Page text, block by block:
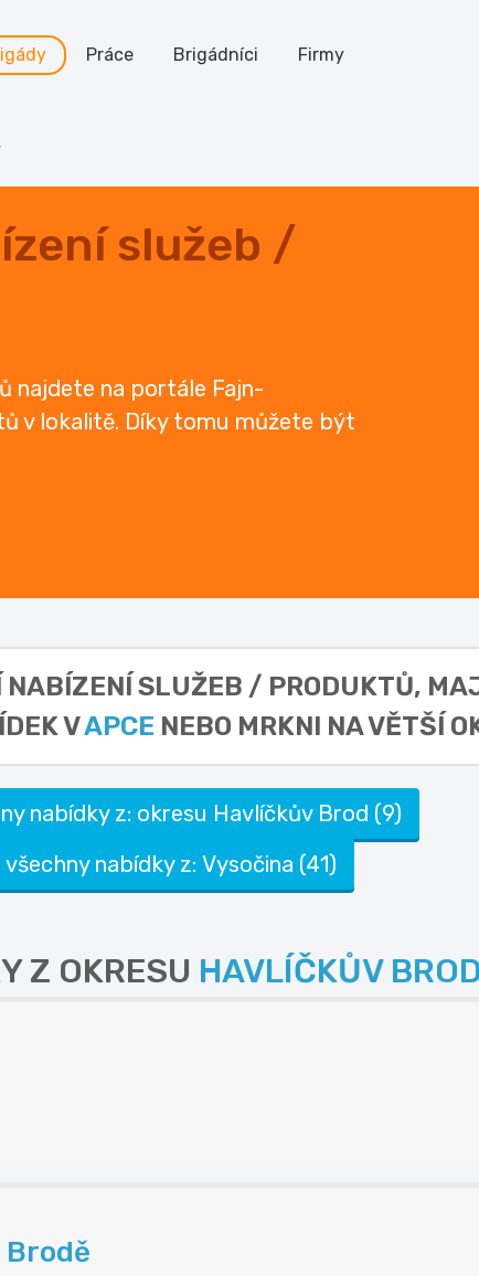
Práce Brigádníci Firmy
služeb /
najdete na portále Fajn-
v lokalitě. Díky tomu můžete být
NABÍZENÍ SLUŽEB / PRODUKTŮ,
VAPCE NEBO MRKNI NA VĚTŠÍ
nabídky z: okresu Havlíčkův Brod (9)
všechny nabídky z: Vysočina (41)
Z OKRESU HAVLÍČKŮV BROD